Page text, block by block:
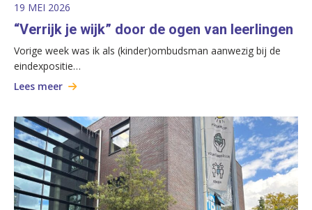
19 MEI 2026
“Verrijk je wijk” door de ogen van leerlingen
Vorige week was ik als (kinder)ombudsman aanwezig bij de
eindexpositie…
Lees meer